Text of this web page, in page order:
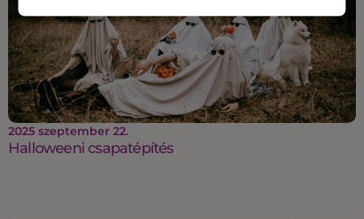
2025 szeptember 22.
Halloweeni csapatépítés